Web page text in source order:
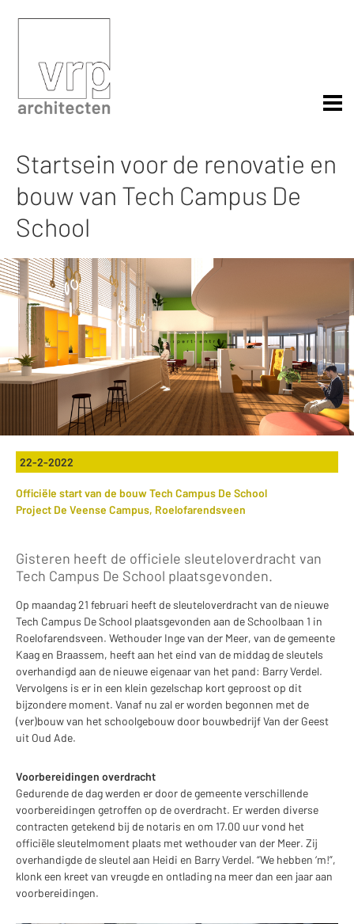
Startsein voor de renovatie en
bouw van Tech Campus De
School
22-2-2022
Officiële start van de bouw Tech Campus De School
Project De Veense Campus, Roelofarendsveen
Gisteren heeft de officiele sleuteloverdracht van
Tech Campus De School plaatsgevonden.
Op maandag 21 februari heeft de sleuteloverdracht van de nieuwe
Tech Campus De School plaatsgevonden aan de Schoolbaan 1 in
Roelofarendsveen. Wethouder Inge van der Meer, van de gemeente
Kaag en Braassem, heeft aan het eind van de middag de sleutels
overhandigd aan de nieuwe eigenaar van het pand: Barry Verdel.
Vervolgens is er in een klein gezelschap kort geproost op dit
bijzondere moment. Vanaf nu zal er worden begonnen met de
(ver)bouw van het schoolgebouw door bouwbedrijf Van der Geest
uit Oud Ade.
Voorbereidingen overdracht
Gedurende de dag werden er door de gemeente verschillende
voorbereidingen getroffen op de overdracht. Er werden diverse
contracten getekend bij de notaris en om 17.00 uur vond het
officiële sleutelmoment plaats met wethouder van der Meer. Zij
overhandigde de sleutel aan Heidi en Barry Verdel. “We hebben ‘m!”,
klonk een kreet van vreugde en ontlading na meer dan een jaar aan
voorbereidingen.